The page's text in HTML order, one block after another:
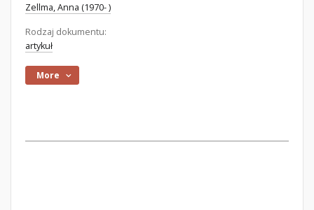
Zellma, Anna (1970- )
Rodzaj dokumentu:
artykuł
More